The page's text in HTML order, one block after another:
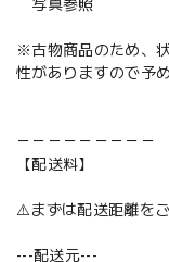
写真参照
※古物商品のため、
性がありますので予
－－－－－－－－－
【配送料】
⚠️まずは配送距離を
---配送元---